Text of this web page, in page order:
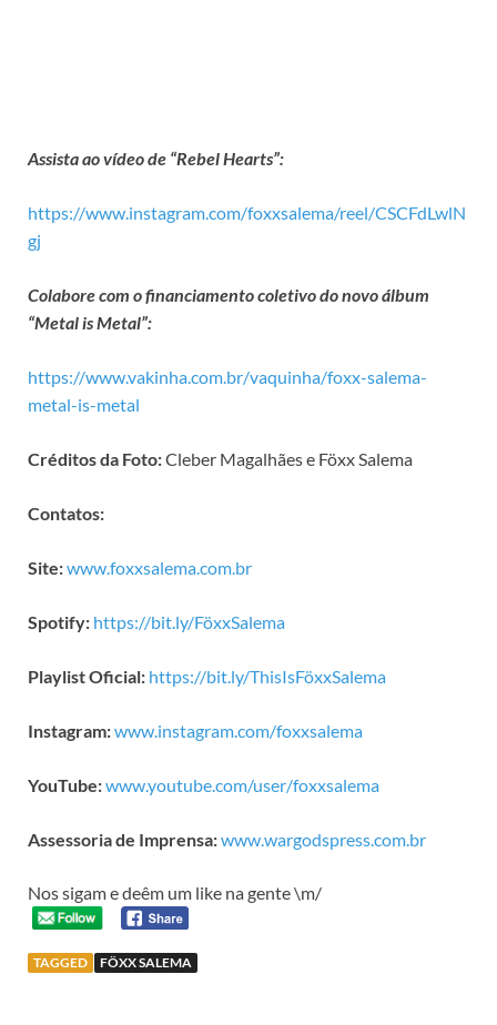
Assista ao vídeo de “Rebel Hearts”:
https://www.instagram.com/foxxsalema/reel/CSCFdLwlN
gj
Colabore com o financiamento coletivo do novo álbum
“Metal is Metal”:
https://www.vakinha.com.br/vaquinha/foxx-salema-
metal-is-metal
Créditos da Foto:Cleber Magalhães e Föxx Salema
Contatos:
Site:www.foxxsalema.com.br
Spotify: https://bit.ly/FöxxSalema
Playlist Oficial: https://bit.ly/ThisIsFöxxSalema
Instagram:www.instagram.com/foxxsalema
YouTube:www.youtube.com/user/foxxsalema
Assessoria de Imprensa:www.wargodspress.com.br
Nos sigam e deêm um like na gente \m/
TAGGED FÖXX SALEMA